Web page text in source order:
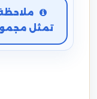
تمثل